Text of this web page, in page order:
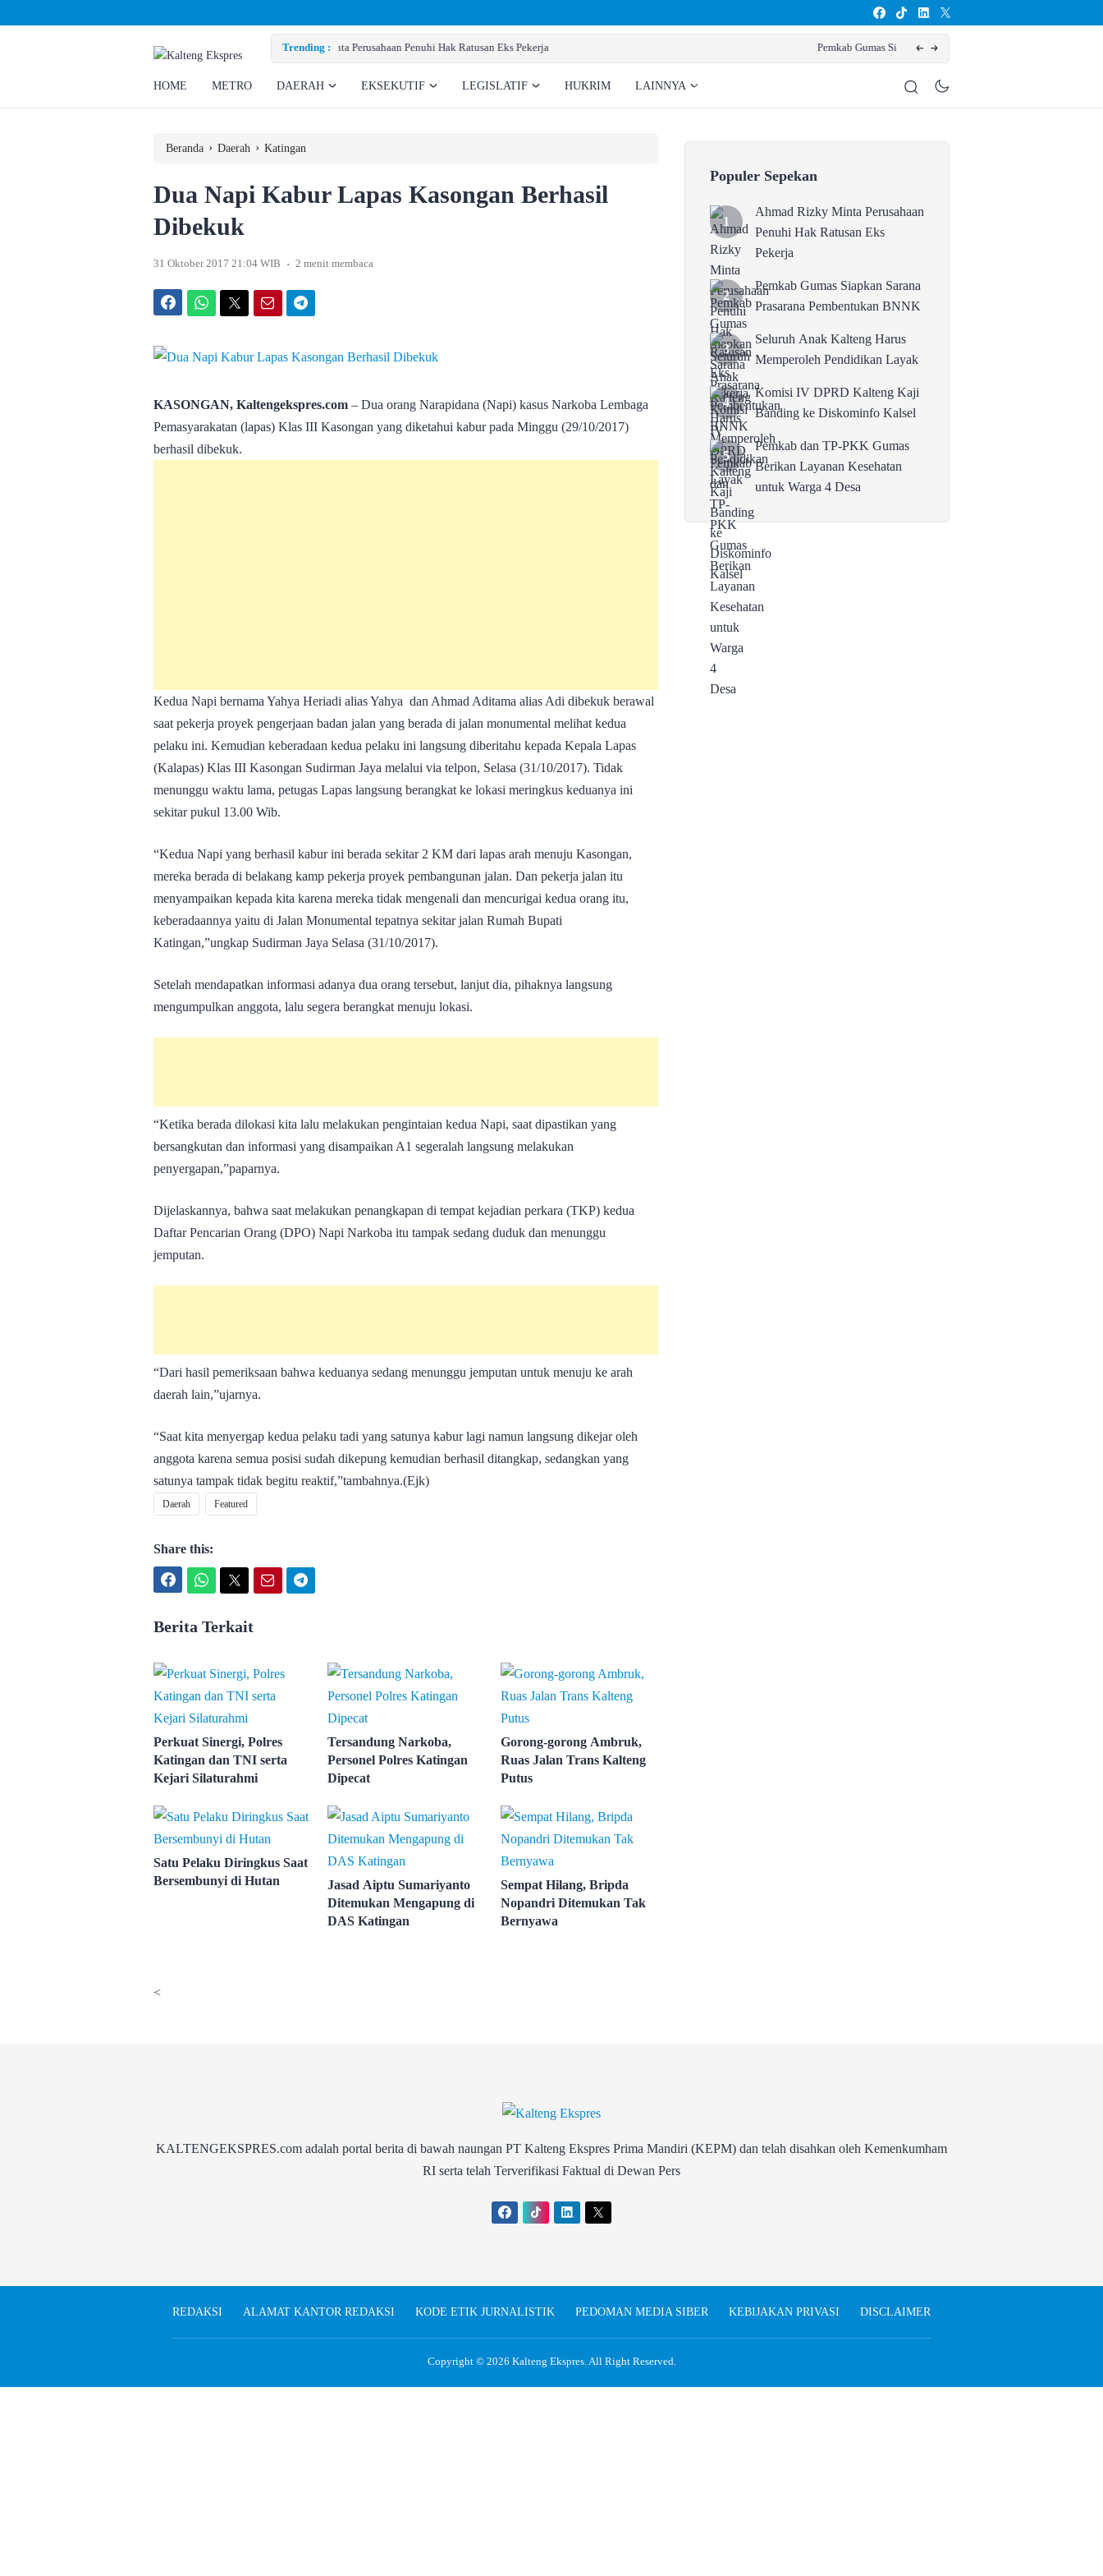
Trending : Pemkab Gumas Siapkan Sarana Prasarana Pembentukan BNNK
HOME METRO DAERAH EKSEKUTIF LEGISLATIF HUKRIM LAINNYA
Beranda › Daerah › Katingan
Dua Napi Kabur Lapas Kasongan Berhasil
Dibekuk
31 Oktober 2017 21:04 WIB . 2 menit membaca
KASONGAN, Kaltengekspres.com – Dua orang Narapidana (Napi) kasus Narkoba Lembaga
Pemasyarakatan (lapas) Klas III Kasongan yang diketahui kabur pada Minggu (29/10/2017)
berhasil dibekuk.
Kedua Napi bernama Yahya Heriadi alias Yahya dan Ahmad Aditama alias Adi dibekuk berawal
saat pekerja proyek pengerjaan badan jalan yang berada di jalan monumental melihat kedua
pelaku ini. Kemudian keberadaan kedua pelaku ini langsung diberitahu kepada Kepala Lapas
(Kalapas) Klas III Kasongan Sudirman Jaya melalui via telpon, Selasa (31/10/2017). Tidak
menunggu waktu lama, petugas Lapas langsung berangkat ke lokasi meringkus keduanya ini
sekitar pukul 13.00 Wib.
“Kedua Napi yang berhasil kabur ini berada sekitar 2 KM dari lapas arah menuju Kasongan,
mereka berada di belakang kamp pekerja proyek pembangunan jalan. Dan pekerja jalan itu
menyampaikan kepada kita karena mereka tidak mengenali dan mencurigai kedua orang itu,
keberadaannya yaitu di Jalan Monumental tepatnya sekitar jalan Rumah Bupati
Katingan,”ungkap Sudirman Jaya Selasa (31/10/2017).
Setelah mendapatkan informasi adanya dua orang tersebut, lanjut dia, pihaknya langsung
mengumpulkan anggota, lalu segera berangkat menuju lokasi.
“Ketika berada dilokasi kita lalu melakukan pengintaian kedua Napi, saat dipastikan yang
bersangkutan dan informasi yang disampaikan A1 segeralah langsung melakukan
penyergapan,”paparnya.
Dijelaskannya, bahwa saat melakukan penangkapan di tempat kejadian perkara (TKP) kedua
Daftar Pencarian Orang (DPO) Napi Narkoba itu tampak sedang duduk dan menunggu
jemputan.
“Dari hasil pemeriksaan bahwa keduanya sedang menunggu jemputan untuk menuju ke arah
daerah lain,”ujarnya.
“Saat kita menyergap kedua pelaku tadi yang satunya kabur lagi namun langsung dikejar oleh
anggota karena semua posisi sudah dikepung kemudian berhasil ditangkap, sedangkan yang
satunya tampak tidak begitu reaktif,”tambahnya.(Ejk)
Daerah Featured
Share this:
Berita Terkait
Perkuat Sinergi, Polres
Katingan dan TNI serta
Kejari Silaturahmi
Tersandung Narkoba,
Personel Polres Katingan
Dipecat
Gorong-gorong Ambruk,
Ruas Jalan Trans Kalteng
Putus
Satu Pelaku Diringkus Saat
Bersembunyi di Hutan
Jasad Aiptu Sumariyanto
Ditemukan Mengapung di
DAS Katingan
Sempat Hilang, Bripda
Nopandri Ditemukan Tak
Bernyawa
Populer Sepekan
Ahmad Rizky Minta Perusahaan
Penuhi Hak Ratusan Eks
Pekerja
Pemkab Gumas Siapkan Sarana
Prasarana Pembentukan BNNK
Seluruh Anak Kalteng Harus
Memperoleh Pendidikan Layak
Komisi IV DPRD Kalteng Kaji
Banding ke Diskominfo Kalsel
Pemkab dan TP-PKK Gumas
Berikan Layanan Kesehatan
untuk Warga 4 Desa
<
KALTENGEKSPRES.com adalah portal berita di bawah naungan PT Kalteng Ekspres Prima Mandiri (KEPM) dan telah disahkan oleh Kemenkumham
RI serta telah Terverifikasi Faktual di Dewan Pers
REDAKSI ALAMAT KANTOR REDAKSI KODE ETIK JURNALISTIK PEDOMAN MEDIA SIBER KEBIJAKAN PRIVASI DISCLAIMER
Copyright © 2026 Kalteng Ekspres. All Right Reserved.